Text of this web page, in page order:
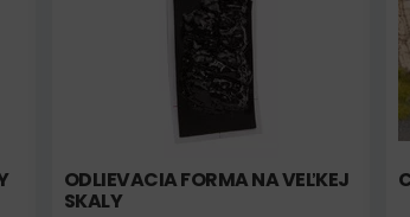
ODLIEVACIA FORMA NA VEĽKEJ
SKALY